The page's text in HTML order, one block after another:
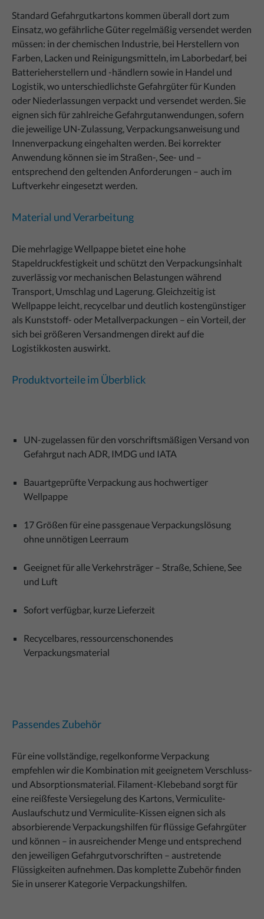
Standard Gefahrgutkartons kommen überall dort zum
Einsatz, wo gefährliche Güter regelmäßig versendet werden
müssen: in der chemischen Industrie, bei Herstellern von
Farben, Lacken und Reinigungsmitteln, im Laborbedarf, bei
Batterieherstellern und -händlern sowie in Handel und
Logistik, wo unterschiedlichste Gefahrgüter für Kunden
oder Niederlassungen verpackt und versendet werden. Sie
eignen sich für zahlreiche Gefahrgutanwendungen, sofern
die jeweilige UN-Zulassung, Verpackungsanweisung und
Innenverpackung eingehalten werden. Bei korrekter
Anwendung können sie im Straßen-, See- und –
entsprechend den geltenden Anforderungen – auch im
Luftverkehr eingesetzt werden.
Material und Verarbeitung
Die mehrlagige Wellpappe bietet eine hohe
Stapeldruckfestigkeit und schützt den Verpackungsinhalt
zuverlässig vor mechanischen Belastungen während
Transport, Umschlag und Lagerung. Gleichzeitig ist
Wellpappe leicht, recycelbar und deutlich kostengünstiger
als Kunststoff- oder Metallverpackungen – ein Vorteil, der
sich bei größeren Versandmengen direkt auf die
Logistikkosten auswirkt.
Produktvorteile im Überblick
UN-zugelassen für den vorschriftsmäßigen Versand von
Gefahrgut nach ADR, IMDG und IATA
Bauartgeprüfte Verpackung aus hochwertiger
Wellpappe
17 Größen für eine passgenaue Verpackungslösung
ohne unnötigen Leerraum
Geeignet für alle Verkehrsträger – Straße, Schiene, See
und Luft
Sofort verfügbar, kurze Lieferzeit
Recycelbares, ressourcenschonendes
Verpackungsmaterial
Passendes Zubehör
Für eine vollständige, regelkonforme Verpackung
empfehlen wir die Kombination mit geeignetem Verschluss-
und Absorptionsmaterial. Filament-Klebeband sorgt für
eine reißfeste Versiegelung des Kartons, Vermiculite-
Auslaufschutz und Vermiculite-Kissen eignen sich als
absorbierende Verpackungshilfen für flüssige Gefahrgüter
und können – in ausreichender Menge und entsprechend
den jeweiligen Gefahrgutvorschriften – austretende
Flüssigkeiten aufnehmen. Das komplette Zubehör finden
Sie in unserer Kategorie Verpackungshilfen.